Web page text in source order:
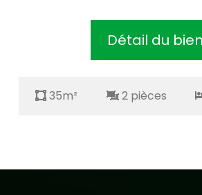
Détail du bien
35m² 2 pièces